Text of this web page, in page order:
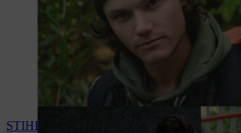
STIHL kollektion barn